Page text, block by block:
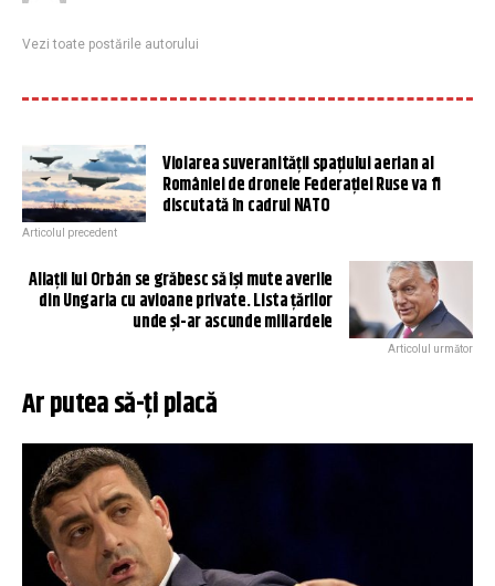
Vezi toate postările autorului
Violarea suveranității spațiului aerian al
României de dronele Federației Ruse va fi
discutată în cadrul NATO
Articolul precedent
Aliații lui Orbán se grăbesc să își mute averile
din Ungaria cu avioane private. Lista țărilor
unde și-ar ascunde miliardele
Articolul următor
Ar putea să-ți placă